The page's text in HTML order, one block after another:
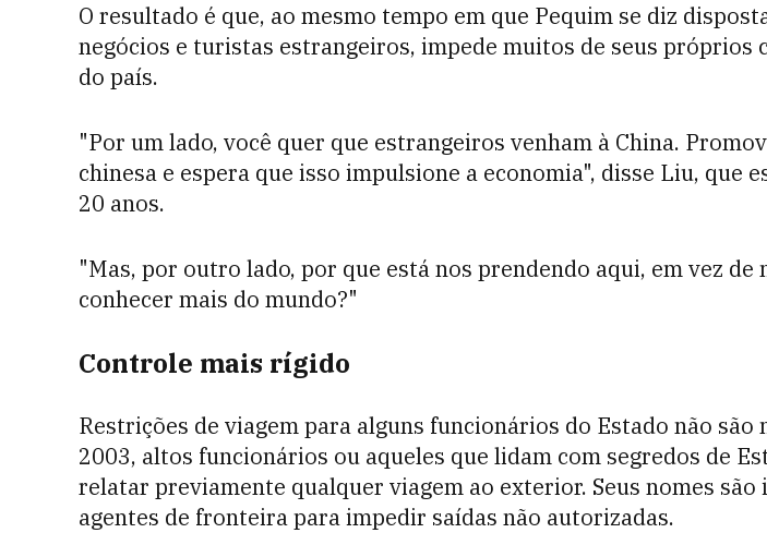
O resultado é que, ao mesmo tempo em que Pequim se diz
negócios e turistas estrangeiros, impede muitos de seus próprios
do país.
"Por um lado, você quer que estrangeiros venham à China.
chinesa e espera que isso impulsione a economia", disse Liu, que
20 anos.
"Mas, por outro lado, por que está nos prendendo aqui, em vez de
conhecer mais do mundo?"
Controle mais rígido
Restrições de viagem para alguns funcionários do Estado não são
2003, altos funcionários ou aqueles que lidam com segredos de
relatar previamente qualquer viagem ao exterior. Seus nomes são
agentes de fronteira para impedir saídas não autorizadas.